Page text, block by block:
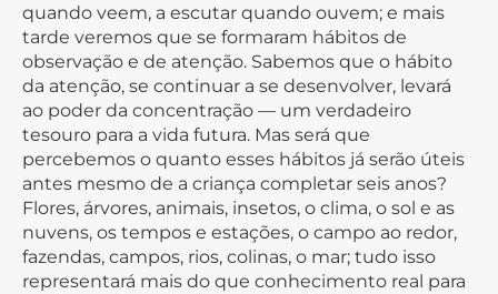
quando veem, a escutar quando ouvem; e mais
tarde veremos que se formaram hábitos de
observação e de atenção. Sabemos que o hábito
da atenção, se continuar a se desenvolver, levará
ao poder da concentração — um verdadeiro
tesouro para a vida futura. Mas será que
percebemos o quanto esses hábitos já serão úteis
antes mesmo de a criança completar seis anos?
Flores, árvores, animais, insetos, o clima, o sol e as
nuvens, os tempos e estações, o campo ao redor,
fazendas, campos, rios, colinas, o mar; tudo isso
representará mais do que conhecimento real para